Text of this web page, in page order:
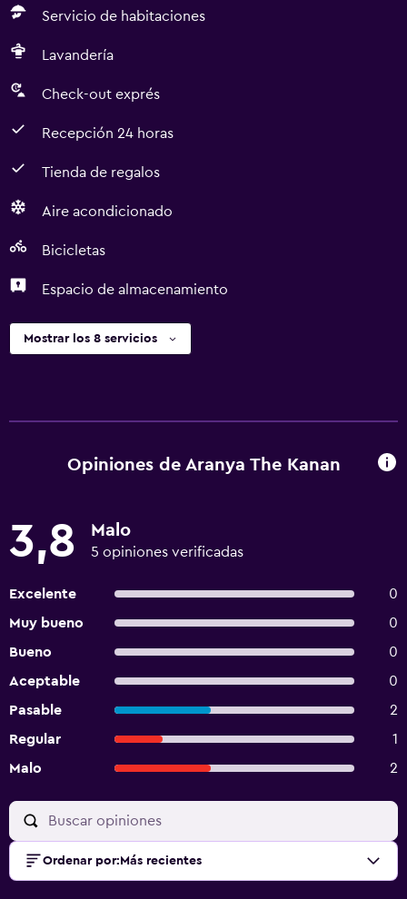
Servicio de habitaciones
Lavandería
Check-out exprés
Recepción 24 horas
Tienda de regalos
Aire acondicionado
Bicicletas
Espacio de almacenamiento
Mostrar los 8 servicios
Opiniones de Aranya The Kanan
3,8 Malo
5 opiniones verificadas
Excelente
0
Muy bueno
0
Bueno
0
Aceptable
0
Pasable
2
Regular
1
Malo
2
Ordenar por: Más recientes